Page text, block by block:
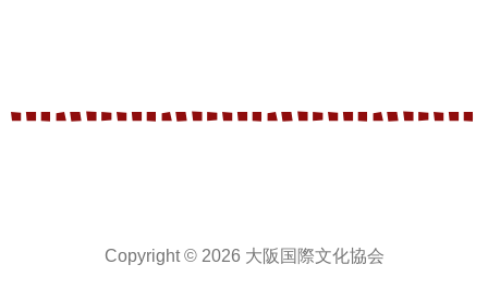
Copyright © 2026 大阪国際文化協会